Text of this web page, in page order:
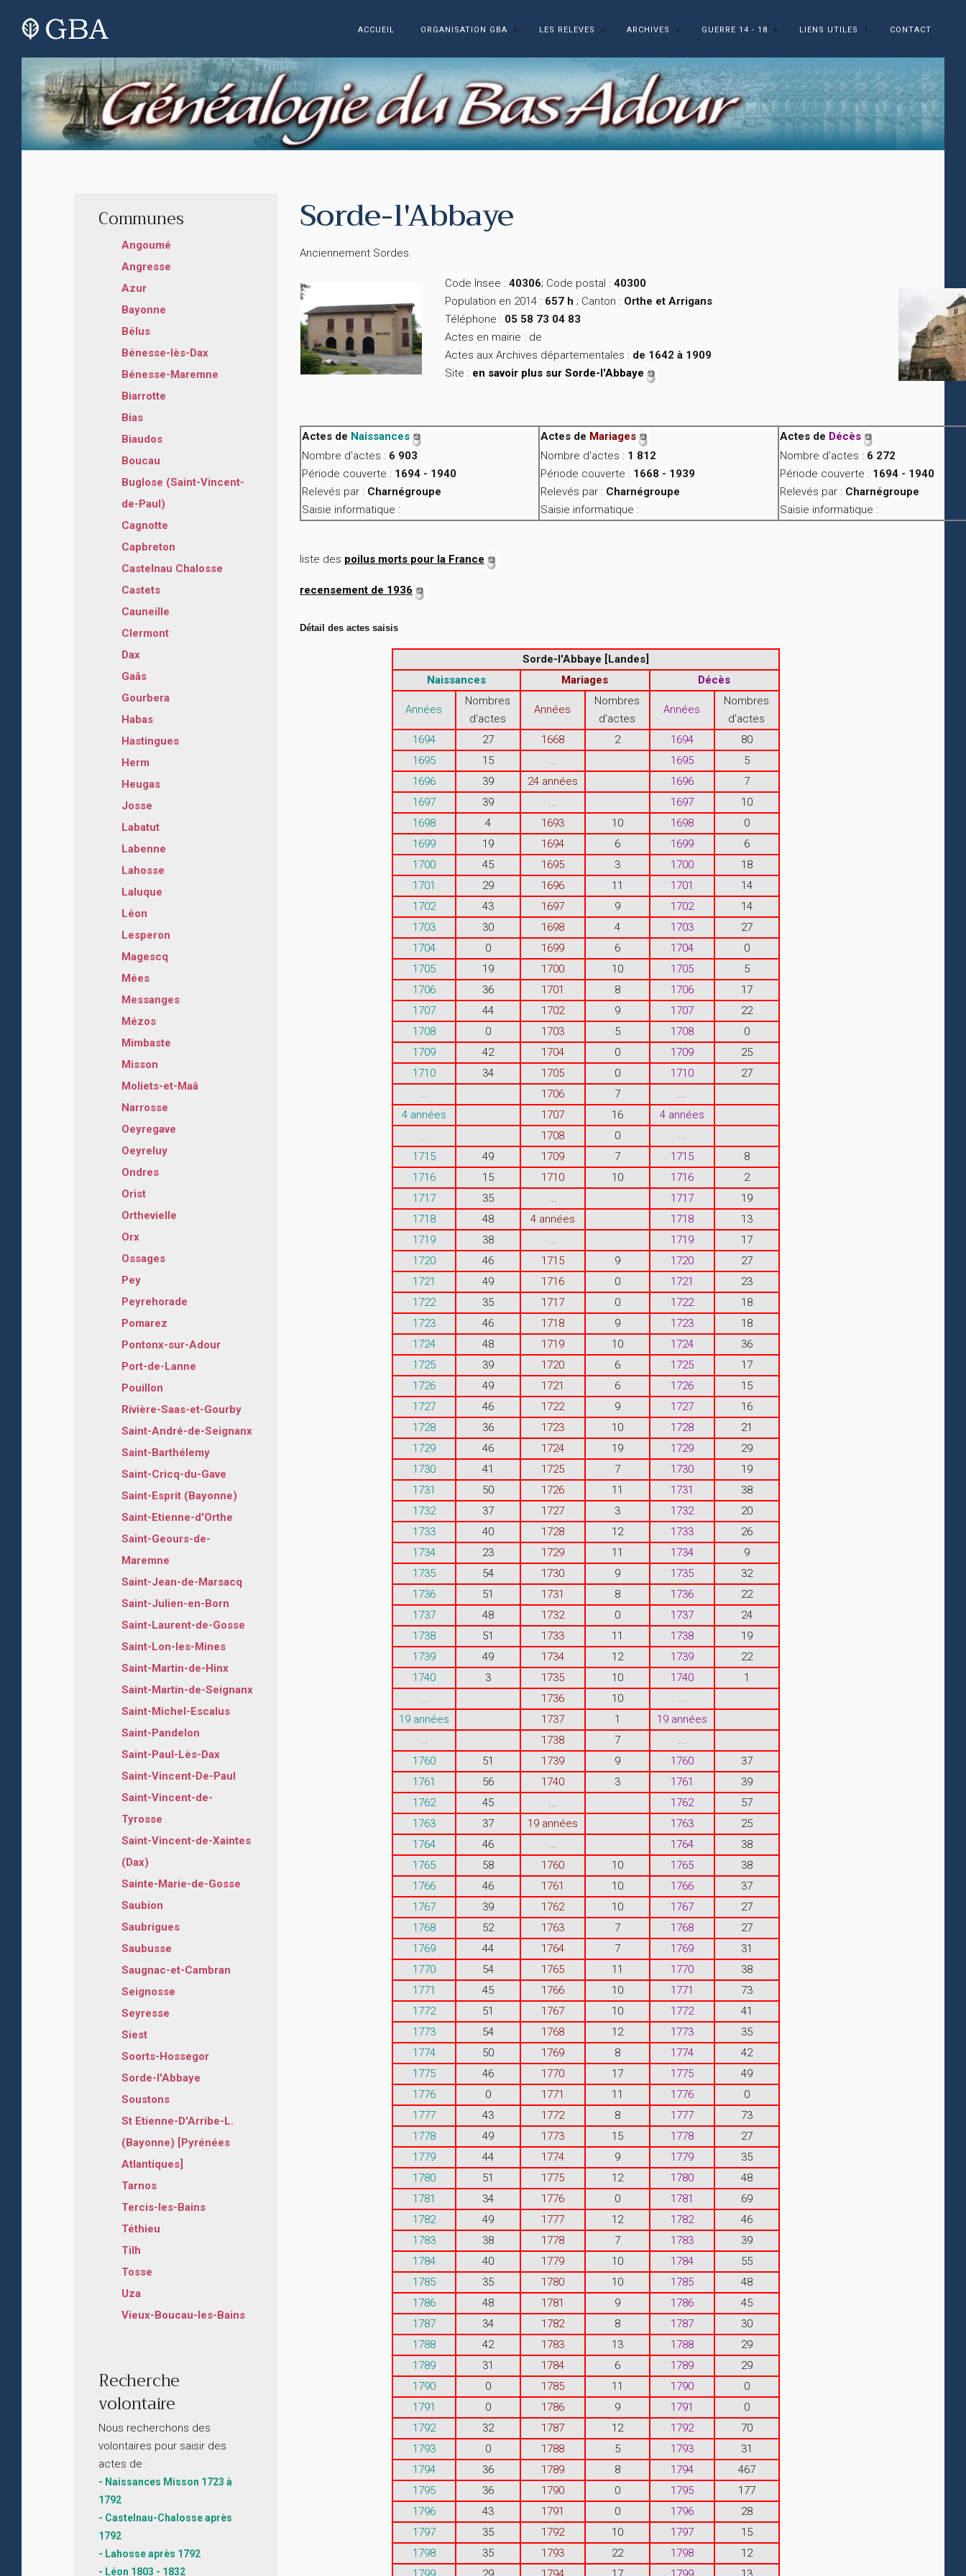
ACCUEIL ORGANISATION GBA LES RELEVES ARCHIVES GUERRE 14 - 18 LIENS UTILES CONTACT
Communes
Angoumé
Angresse
Azur
Bayonne
Bélus
Bénesse-lès-Dax
Bénesse-Maremne
Biarrotte
Bias
Biaudos
Boucau
Buglose (Saint-Vincent-
de-Paul)
Cagnotte
Capbreton
Castelnau Chalosse
Castets
Cauneille
Clermont
Dax
Gaâs
Gourbera
Habas
Hastingues
Herm
Heugas
Josse
Labatut
Labenne
Lahosse
Laluque
Léon
Lesperon
Magescq
Mées
Messanges
Mézos
Mimbaste
Misson
Moliets-et-Maâ
Narrosse
Oeyregave
Oeyreluy
Ondres
Orist
Orthevielle
Orx
Ossages
Pey
Peyrehorade
Pomarez
Pontonx-sur-Adour
Port-de-Lanne
Pouillon
Rivière-Saas-et-Gourby
Saint-André-de-Seignanx
Saint-Barthélemy
Saint-Cricq-du-Gave
Saint-Esprit (Bayonne)
Saint-Etienne-d'Orthe
Saint-Geours-de-
Maremne
Saint-Jean-de-Marsacq
Saint-Julien-en-Born
Saint-Laurent-de-Gosse
Saint-Lon-les-Mines
Saint-Martin-de-Hinx
Saint-Martin-de-Seignanx
Saint-Michel-Escalus
Saint-Pandelon
Saint-Paul-Lès-Dax
Saint-Vincent-De-Paul
Saint-Vincent-de-
Tyrosse
Saint-Vincent-de-Xaintes
(Dax)
Sainte-Marie-de-Gosse
Saubion
Saubrigues
Saubusse
Saugnac-et-Cambran
Seignosse
Seyresse
Siest
Soorts-Hossegor
Sorde-l'Abbaye
Soustons
St Etienne-D'Arribe-L.
(Bayonne) [Pyrénées
Atlantiques]
Tarnos
Tercis-les-Bains
Téthieu
Tilh
Tosse
Uza
Vieux-Boucau-les-Bains
Recherche
volontaire
Nous recherchons des
volontaires pour saisir des
actes de :
- Naissances Misson 1723 à
1792
- Castelnau-Chalosse après
1792
- Lahosse après 1792
- Léon 1803 - 1832
Sorde-l'Abbaye
Anciennement Sordes.
Code Insee : 40306; Code postal : 40300
Population en 2014 : 657 h ; Canton : Orthe et Arrigans
Téléphone : 05 58 73 04 83
Actes en mairie : de
Actes aux Archives départementales : de 1642 à 1909
Site : en savoir plus sur Sorde-l'Abbaye
Actes de Naissances
Nombre d'actes : 6 903
Période couverte : 1694 - 1940
Relevés par : Charnégroupe
Saisie informatique :
Actes de Mariages
Nombre d'actes : 1 812
Période couverte : 1668 - 1939
Relevés par : Charnégroupe
Saisie informatique :
Actes de Décès
Nombre d'actes : 6 272
Période couverte : 1694 - 1940
Relevés par : Charnégroupe
Saisie informatique :
liste des poilus morts pour la France
recensement de 1936
Détail des actes saisis
Sorde-l'Abbaye [Landes]
Naissances
Mariages Décès
Années
Nombres
d'actes
Années
Nombres
d'actes
Années
Nombres
d'actes
1694
27 1668 2 1694
80
1695
15 1695
5
1696
39 24 années 1696
7
1697
39 1697
10
1698
4 1693 10 1698
0
1699
19 1694 6 1699
6
1700
45 1695 3 1700
18
1701
29 1696 11 1701
14
1702
43 1697 9 1702
14
1703
30 1698 4 1703
27
1704
0 1699 6 1704
0
1705
19 1700 10 1705
5
1706
36 1701 8 1706
17
1707
44 1702 9 1707
22
1708
0 1703 5 1708
0
1709
42 1704 0 1709
25
1710
34 1705 0 1710
27
1706 7
4 années
1707 16
4 années
1708 0
1715
49 1709 7 1715
8
1716
15 1710 10 1716
2
1717
35 1717
19
1718
48 4 années 1718
13
1719
38 1719
17
1720
46 1715 9 1720
27
1721
49 1716 0 1721
23
1722
35 1717 0 1722
18
1723
46 1718 9 1723
18
1724
48 1719 10 1724
36
1725
39 1720 6 1725
17
1726
49 1721 6 1726
15
1727
46 1722 9 1727
16
1728
36 1723 10 1728
21
1729
46 1724 19 1729
29
1730
41 1725 7 1730
19
1731
50 1726 11 1731
38
1732
37 1727 3 1732
20
1733
40 1728 12 1733
26
1734
23 1729 11 1734
9
1735
54 1730 9 1735
32
1736
51 1731 8 1736
22
1737
48 1732 0 1737
24
1738
51 1733 11 1738
19
1739
49 1734 12 1739
22
1740
3 1735 10 1740
1
1736 10
19 années
1737 1
19 années
1738 7
1760
51 1739 9 1760
37
1761
56 1740 3 1761
39
1762
45 1762
57
1763
37 19 années 1763
25
1764
46 1764
38
1765
58 1760 10 1765
38
1766
46 1761 10 1766
37
1767
39 1762 10 1767
27
1768
52 1763 7 1768
27
1769
44 1764 7 1769
31
1770
54 1765 11 1770
38
1771
45 1766 10 1771
73
1772
51 1767 10 1772
41
1773
54 1768 12 1773
35
1774
50 1769 8 1774
42
1775
46 1770 17 1775
49
1776
0 1771 11 1776
0
1777
43 1772 8 1777
73
1778
49 1773 15 1778
27
1779
44 1774 9 1779
35
1780
51 1775 12 1780
48
1781
34 1776 0 1781
69
1782
49 1777 12 1782
46
1783
38 1778 7 1783
39
1784
40 1779 10 1784
55
1785
35 1780 10 1785
48
1786
48 1781 9 1786
45
1787
34 1782 8 1787
30
1788
42 1783 13 1788
29
1789
31 1784 6 1789
29
1790
0 1785 11 1790
0
1791
0 1786 9 1791
0
1792
32 1787 12 1792
70
1793
0 1788 5 1793
31
1794
36 1789 8 1794
467
1795
36 1790 0 1795
177
1796
43 1791 0 1796
28
1797
35 1792 10 1797
15
1798
35 1793 22 1798
12